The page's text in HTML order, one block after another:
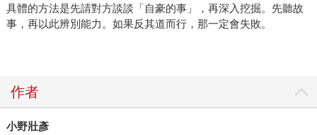
具體的方法是先請對方談談「自豪的事」，再深入挖掘。先聽故
事，再以此辨別能力。如果反其道而行，那一定會失敗。
作者
小野壯彥